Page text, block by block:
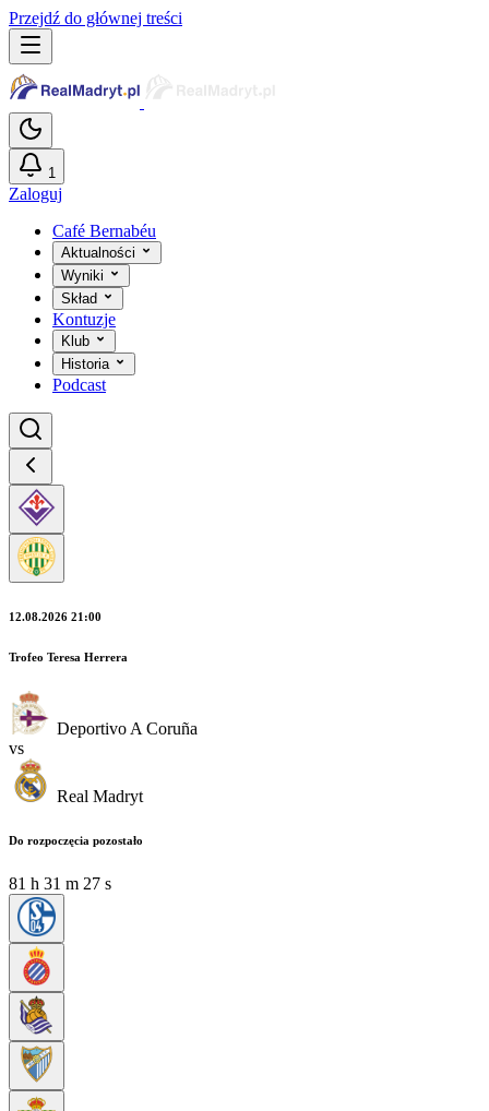
Przejdź do głównej treści
1
Zaloguj
Café Bernabéu
Aktualności
Wyniki
Skład
Kontuzje
Klub
Historia
Podcast
12.08.2026 21:00
Trofeo Teresa Herrera
Deportivo A Coruña
vs
Real Madryt
Do rozpoczęcia pozostało
81 h 31 m 24 s